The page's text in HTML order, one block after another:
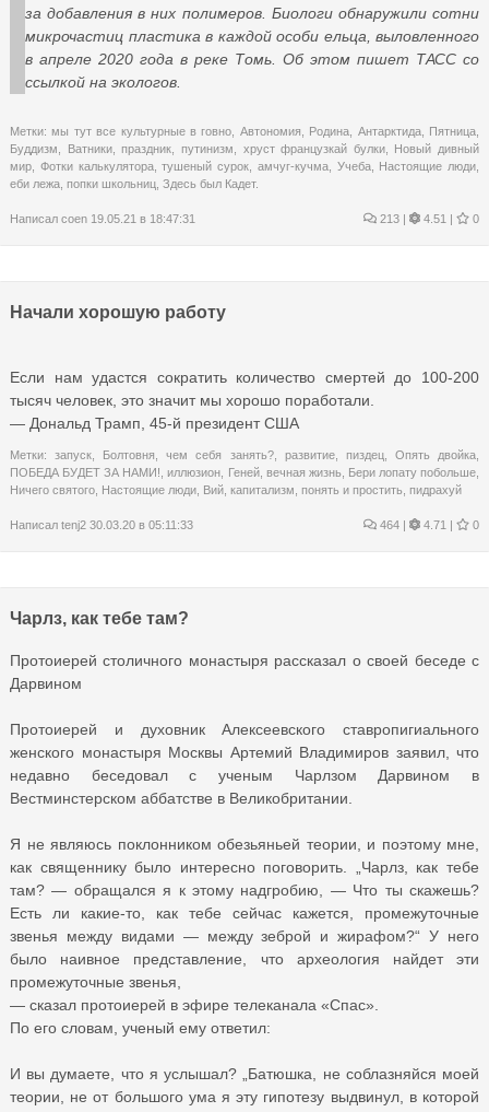
за добавления в них полимеров. Биологи обнаружили сотни
микрочастиц пластика в каждой особи ельца, выловленного
в апреле 2020 года в реке Томь. Об этом пишет ТАСС со
ссылкой на экологов.
Метки:мы тут все культурные в говно Автономия Родина Антарктида, Пятница
Буддизм
Ватники,праздник путинизм хруст французкай булки, Новый дивный
мир
Фотки калькулятора,тушеный сурок амчуг-кучма, Учеба, Настоящие люди
еби лежа попки школьниц Здесь был Кадет.
Написал coen 19.05.21 в 18:47:31 213 | 4.51 | 0
Начали хорошую работу
Если нам удастся сократить количество смертей до 100-200
тысяч человек, это значит мы хорошо поработали.
— Дональд Трамп, 45-й президент США​
Метки:запуск Болтовня ,чем себя занять?, развитие, пиздец, Опять двойка
ПОБЕДА БУДЕТ ЗА НАМИ! ,иллюзион Геней, вечная жизнь Бери лопату побольше
Ничего святого Настоящие люди Вий капитализм понять и простить пидрахуй
Написал tenj2 30.03.20 в 05:11:33 464 | 4.71 | 0
Чарлз, как тебе там?
Протоиерей столичного монастыря рассказал о своей беседе с
Дарвином
Протоиерей и духовник Алексеевского ставропигиального
женского монастыря Москвы Артемий Владимиров заявил, что
недавно беседовал с ученым Чарлзом Дарвином в
Вестминстерском аббатстве в Великобритании.
Я не являюсь поклонником обезьяньей теории, и поэтому мне,
как священнику было интересно поговорить. „Чарлз, как тебе
там? — обращался я к этому надгробию, — Что ты скажешь?
Есть ли какие-то, как тебе сейчас кажется, промежуточные
звенья между видами — между зеброй и жирафом?“ У него
было наивное представление, что археология найдет эти
промежуточные звенья,
— сказал протоиерей в эфире телеканала «Спас».
По его словам, ученый ему ответил:
И вы думаете, что я услышал? „Батюшка, не соблазняйся моей
теории, не от большого ума я эту гипотезу выдвинул, в которой